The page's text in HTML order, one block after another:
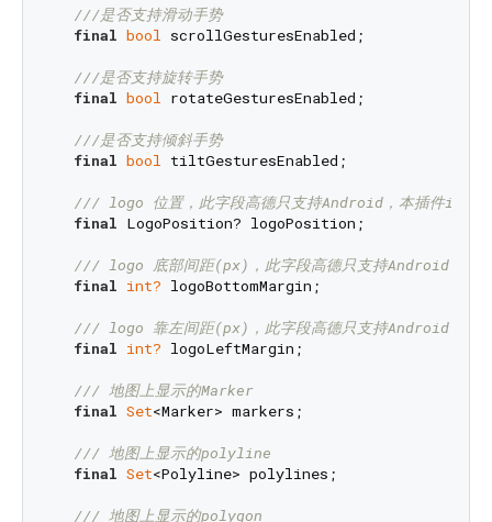
///是否支持滑动手势
final bool scrollGesturesEnabled;
///是否支持旋转手势
final bool rotateGesturesEnabled;
///是否支持倾斜手势
final bool tiltGesturesEnabled;
/// logo 位置，此字段高德只支持Android，本插件iOS
final LogoPosition? logoPosition;
/// logo 底部间距(px)，此字段高德只支持Android，本
final int? logoBottomMargin;
/// logo 靠左间距(px)，此字段高德只支持Android，本
final int? logoLeftMargin;
/// 地图上显示的Marker
final Set<Marker> markers;
/// 地图上显示的polyline
final Set<Polyline> polylines;
/// 地图上显示的polygon